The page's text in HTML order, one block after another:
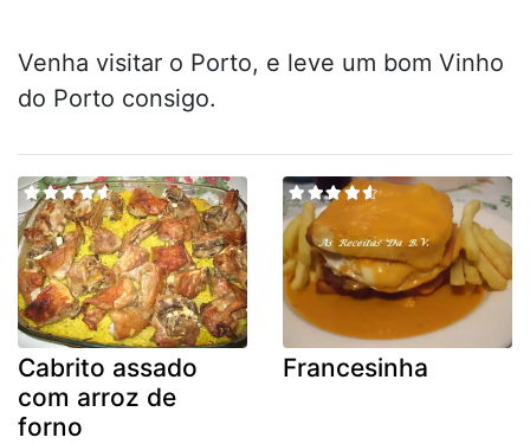
Venha visitar o Porto, e leve um bom Vinho
do Porto consigo.
Cabrito assado
com arroz de
forno
Francesinha